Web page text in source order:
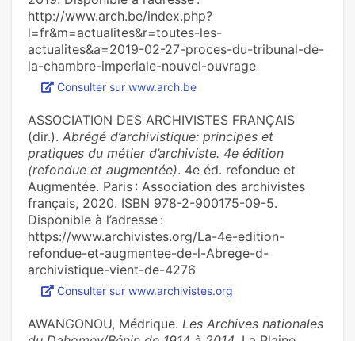
http://www.arch.be/index.php?
l=fr&m=actualites&r=toutes-les-
actualites&a=2019-02-27-proces-du-tribunal-de-
la-chambre-imperiale-nouvel-ouvrage
Consulter sur www.arch.be
ASSOCIATION DES ARCHIVISTES FRANÇAIS
(dir.). Abrégé d’archivistique: principes et
pratiques du métier d’archiviste. 4e édition
(refondue et augmentée). 4e éd. refondue et
Augmentée. Paris : Association des archivistes
français, 2020. ISBN 978-2-900175-09-5.
Disponible à l’adresse :
https://www.archivistes.org/La-4e-edition-
refondue-et-augmentee-de-l-Abrege-d-
archivistique-vient-de-4276
Consulter sur www.archivistes.org
AWANGONOU, Médrique. Les Archives nationales